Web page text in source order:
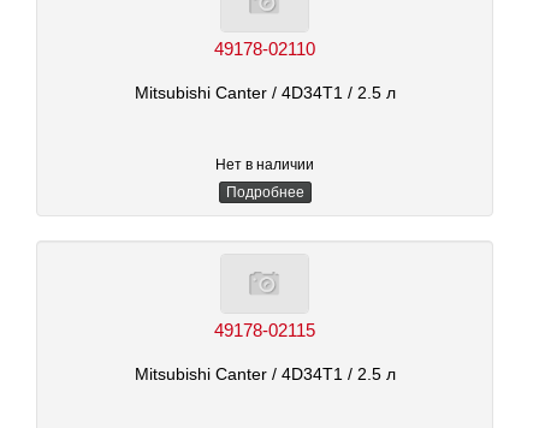
49178-02110
Mitsubishi Canter / 4D34T1 / 2.5 л
Нет в наличии
Подробнее
49178-02115
Mitsubishi Canter / 4D34T1 / 2.5 л